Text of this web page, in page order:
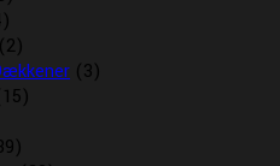
(2)
(3)